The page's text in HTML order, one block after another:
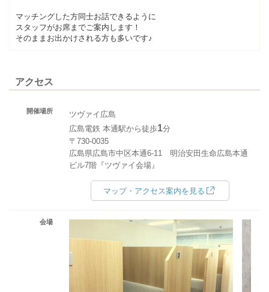
マッチングした方同士お話できるように
スタッフがお席までご案内します！
そのままお出かけされる方も多いです♪
アクセス
開催場所
ツヴァイ広島
広島電鉄 本通駅から徒歩1分
〒730-0035
広島県広島市中区本通6-11 明治安田生命広島本通
ビル7階『ツヴァイ会場』
マップ・アクセス案内を見る
会場